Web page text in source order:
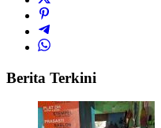
Berita Terkini